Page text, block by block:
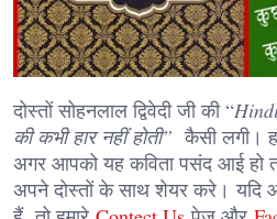
दोस्तों सोहनलाल द्विवेदी जी की “
की कभी हार नहीं होती” कैसी लगी।
अगर आपको यह कविता पसंद आई हो
अपने दोस्तों के साथ शेयर करे। यदि